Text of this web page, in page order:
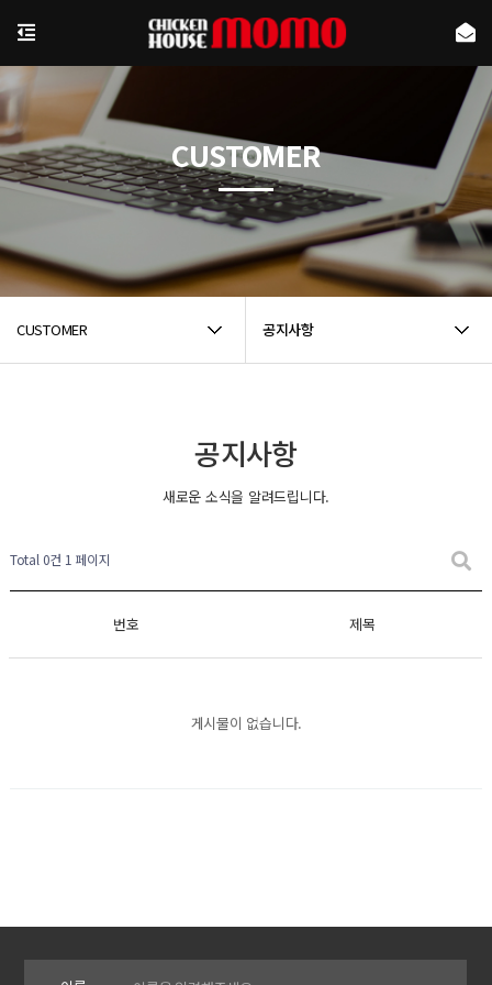
CUSTOMER 공지사항
CUSTOMER
공지사항
새로운 소식을 알려드립니다.
Total 0건 1 페이지
번호 제목
게시물이 없습니다.